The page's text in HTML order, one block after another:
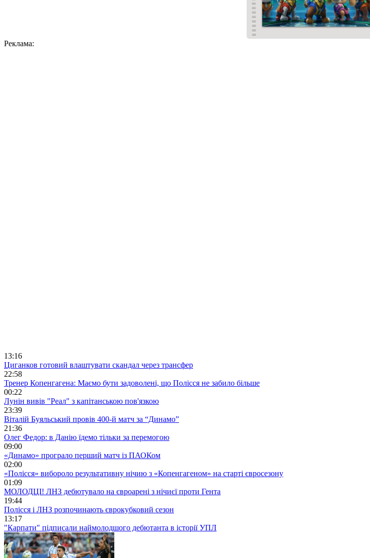
Реклама:
13:16
Циганков готовий влаштувати скандал через трансфер
22:58
Тренер Копенгагена: Маємо бути задоволені, що Полісся не забило більше
00:22
Лунін вивів "Реал" з капітанською пов'язкою
23:39
Віталій Буяльський провів 400-й матч за “Динамо”
21:36
Олег Федор: в Данію їдемо тільки за перемогою
09:00
«Динамо» програло перший матч із ПАОКом
02:00
«Полісся» вибороло результативну нічию з «Копенгагеном» на старті євросезону
01:09
МОЛОДЦІ! ЛНЗ дебютувало на євроарені з нічиєї проти Гента
19:44
Полісся і ЛНЗ розпочинають єврокубковий сезон
13:17
"Карпати" підписали наймолодшого дебютанта в історії УПЛ